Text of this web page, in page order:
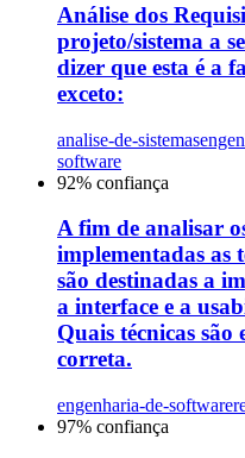
Análise dos
projeto/sistema a
dizer que esta é a
exceto:
analise-de-sistemas
software
92% confiança
A fim de analisar
implementadas as
são destinadas a
a interface e a
Quais técnicas são
correta.
engenharia-de-software
97% confiança